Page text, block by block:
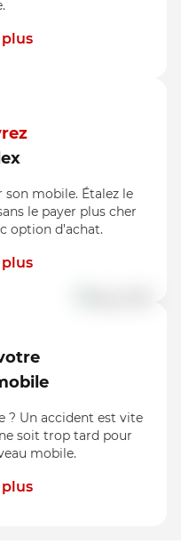
plus
son mobile. Étalez le
le payer plus cher
option d’achat.
plus
? Un accident est vite
soit trop tard pour
mobile.
plus